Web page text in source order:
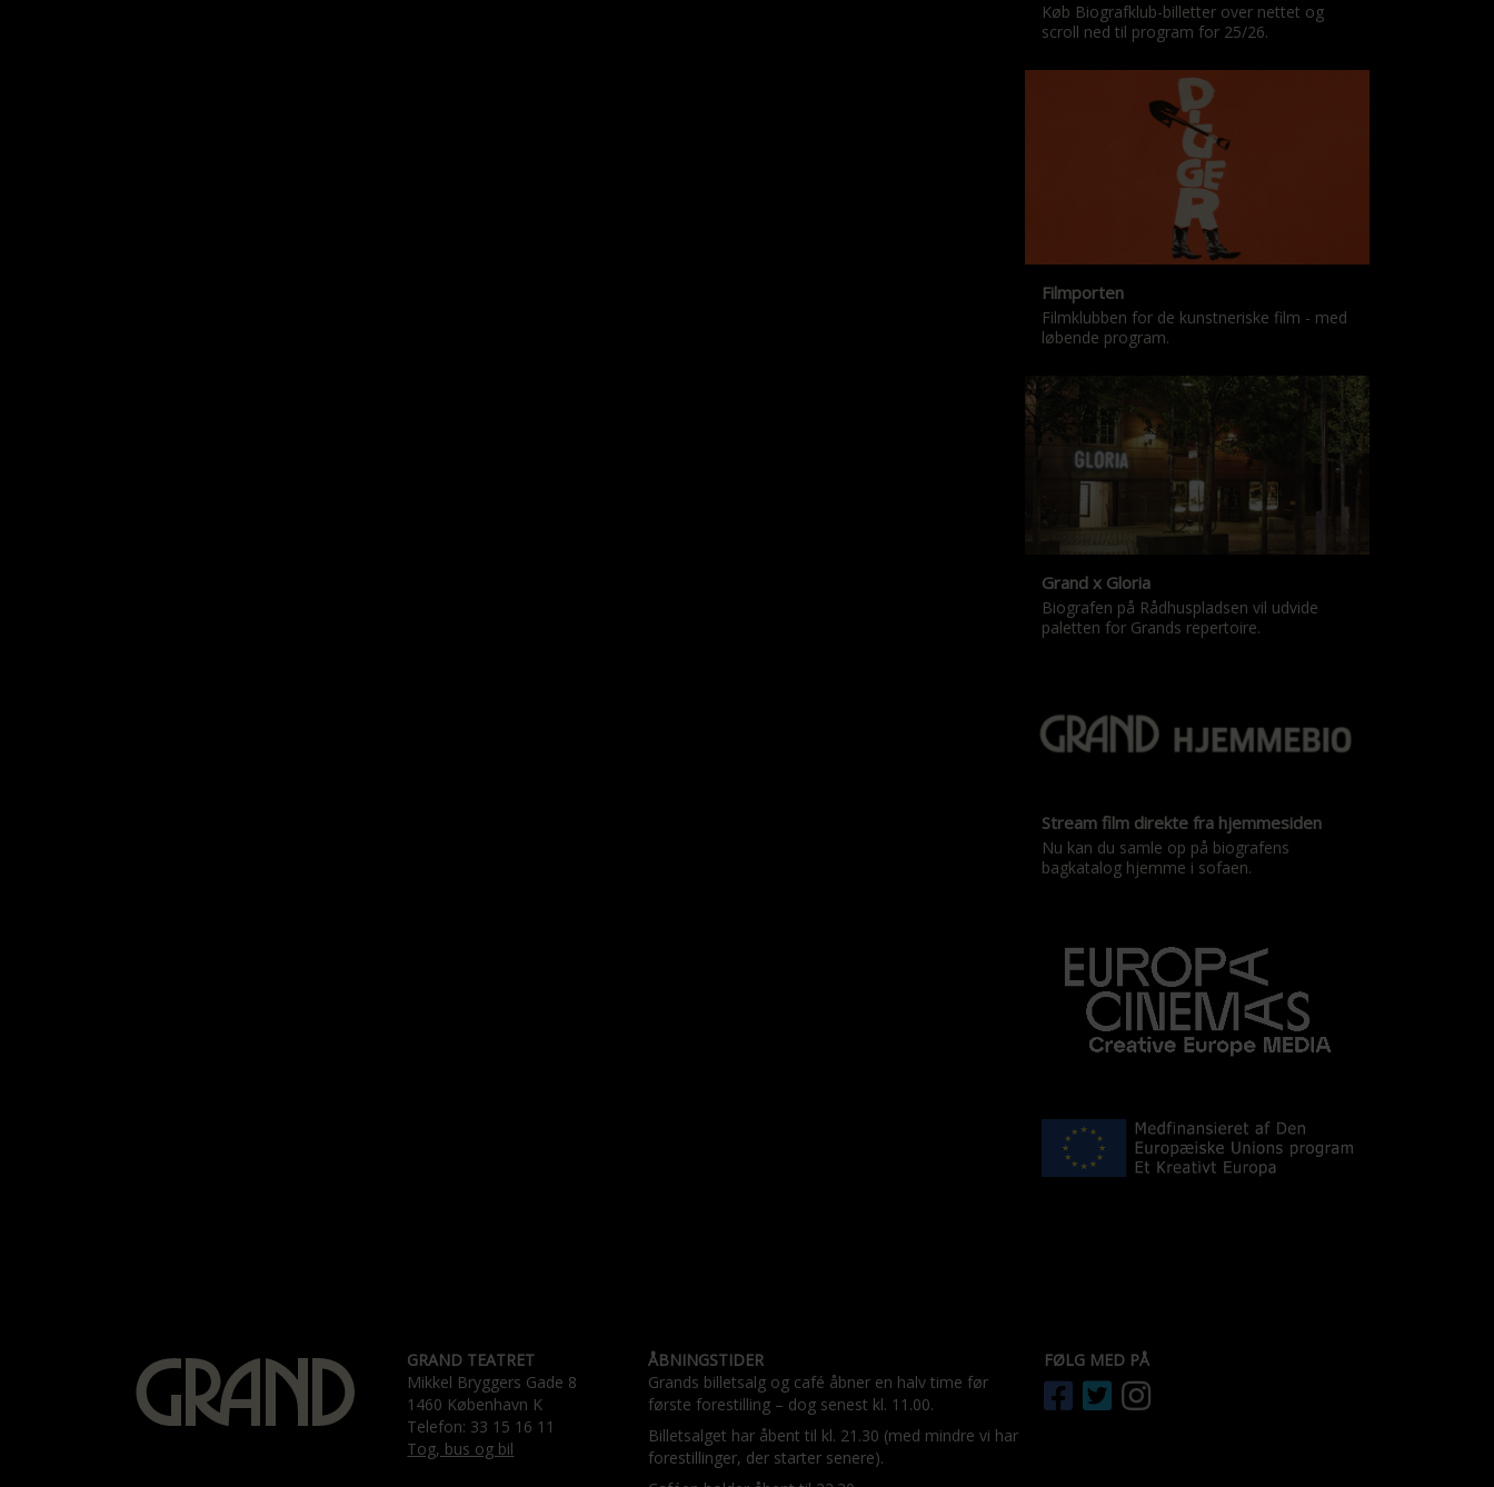
Køb Biografklub-billetter over nettet og
scroll ned til program for 25/26.
Filmporten
Filmklubben for de kunstneriske film - med
løbende program.
Grand x Gloria
Biografen på Rådhuspladsen vil udvide
paletten for Grands repertoire.
Stream film direkte fra hjemmesiden
Nu kan du samle op på biografens
bagkatalog hjemme i sofaen.
GRAND TEATRET
Mikkel Bryggers Gade 8
1460 København K
Telefon: 33 15 16 11
Tog, bus og bil
ÅBNINGSTIDER
Grands billetsalg og café åbner en halv time før
første forestilling – dog senest kl. 11.00.
Billetsalget har åbent til kl. 21.30 (med mindre vi har
forestillinger, der starter senere).
FØLG MED PÅ